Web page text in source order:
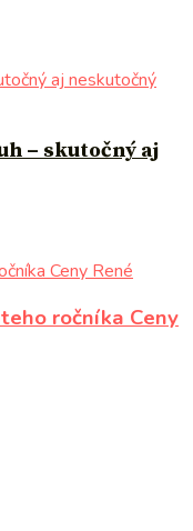
– skutočný aj
ročníka Ceny